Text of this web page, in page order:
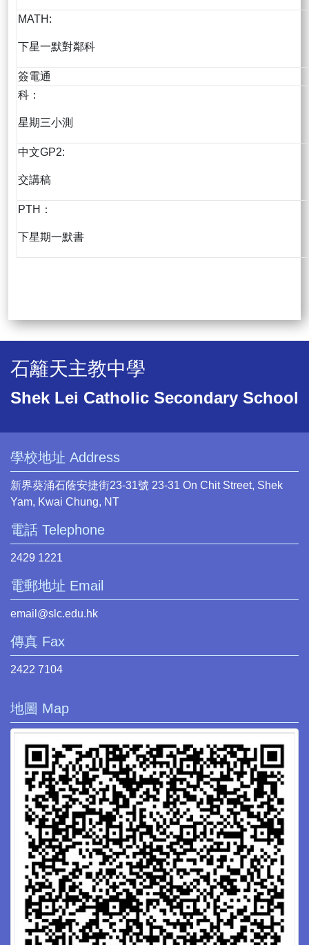
MATH:
下星一默對鄰科
簽電通
科：
星期三小測
中文GP2:
交講稿
PTH：
下星期一默書
石籬天主教中學
Shek Lei Catholic Secondary School
學校地址 Address
新界葵涌石蔭安捷街23-31號 23-31 On Chit Street, Shek
Yam, Kwai Chung, NT
電話 Telephone
2429 1221
電郵地址 Email
email@slc.edu.hk
傳真 Fax
2422 7104
地圖 Map